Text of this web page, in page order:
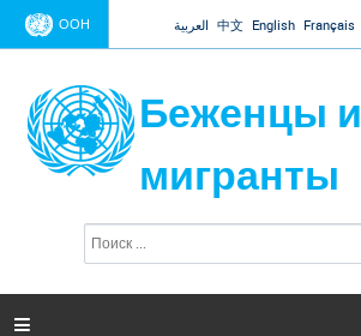
Jump to navigation
ООН العربية 中文 English Français
Беженцы и
мигранты
и
